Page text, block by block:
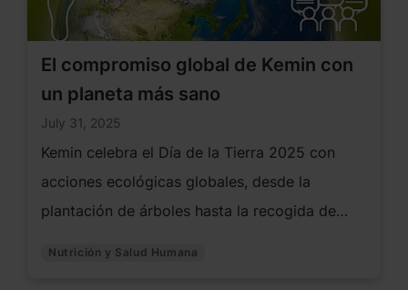
El compromiso global de Kemin con
un planeta más sano
July 31, 2025
Kemin celebra el Día de la Tierra 2025 con
acciones ecológicas globales, desde la
plantación de árboles hasta la recogida de
Nutrición y Salud Humana